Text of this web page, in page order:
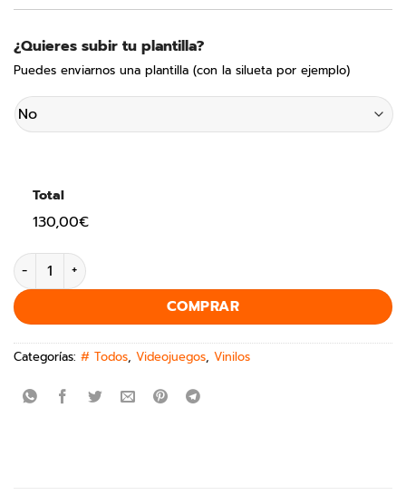
¿Quieres subir tu plantilla?
Puedes enviarnos una plantilla (con la silueta por ejemplo)
Total
130,00€
COMPRAR
Categorías: # Todos, Videojuegos, Vinilos